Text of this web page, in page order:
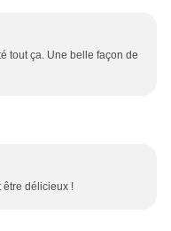
tout ça. Une belle façon de
être délicieux !